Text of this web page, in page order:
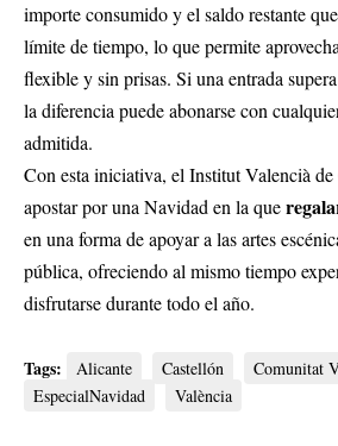
importe consumido y el saldo restante
límite de tiempo, lo que permite
flexible y sin prisas. Si una entrada
la diferencia puede abonarse con
admitida.
Con esta iniciativa, el Institut Valencià
apostar por una Navidad en la que
en una forma de apoyar a las artes
pública, ofreciendo al mismo tiempo
disfrutarse durante todo el año.
Tags: Alicante Castellón
Comunitat
EspecialNavidad
València